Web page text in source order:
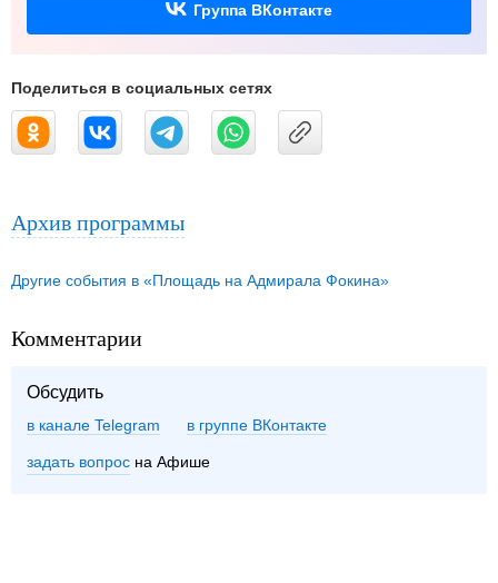
Группа ВКонтакте
Поделиться в социальных сетях
Архив программы
Другие события в «Площадь на Адмирала Фокина»
Комментарии
Обсудить
в канале Telegram группе ВКонтакте
задать вопрос на Афише